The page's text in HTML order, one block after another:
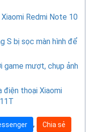
Redmi Note 10
S bị sọc màn hình để
game mượt, chụp ảnh
điện thoại Xiaomi
, Chia sẻ